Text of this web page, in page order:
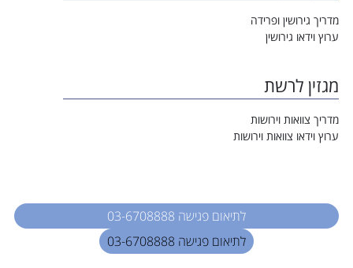
מדריך גירושין ופרידה
ערוץ וידאו גירושין
מגזין לרשת
מדריך צוואות וירושות
ערוץ וידאו צוואות וירושות
לתיאום פגישה 03-6708888
לתיאום פגישה 03-6708888